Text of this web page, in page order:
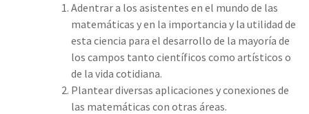
Adentrar a los asistentes en el mundo de las
matemáticas y en la importancia y la utilidad de
esta ciencia para el desarrollo de la mayoría de
los campos tanto científicos como artísticos o
de la vida cotidiana.
Plantear diversas aplicaciones y conexiones de
las matemáticas con otras áreas.